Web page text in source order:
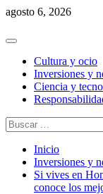
Saltar
contenido
agosto 6, 2026
Menú
principalCultura y ocio
Inversiones y
Ciencia y
Buscar:
Inicio
Inversiones y
Si vives en
conoce los